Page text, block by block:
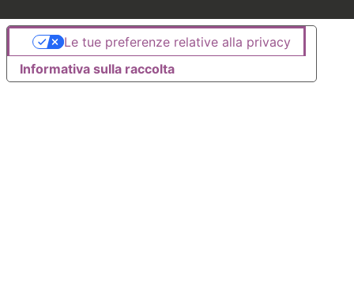
Informativa sulla raccolta
Le tue preferenze relative alla privacy